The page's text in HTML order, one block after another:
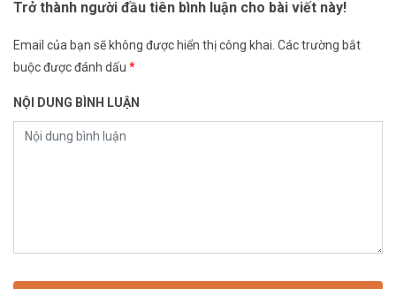
Trở thành người đầu tiên bình luận cho bài viết này!
Email của bạn sẽ không được hiển thị công khai. Các trường bắt
buộc được đánh dấu *
NỘI DUNG BÌNH LUẬN